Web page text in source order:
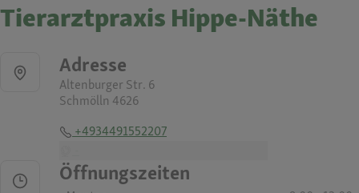
Tierarztpraxis Hippe-Näthe
Adresse
Altenburger Str. 6
Schmölln 4626
+4934491552207
Öffnungszeiten